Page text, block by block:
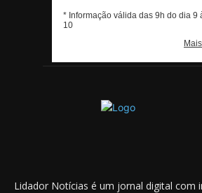
Lidador Notícias é um jornal digital com